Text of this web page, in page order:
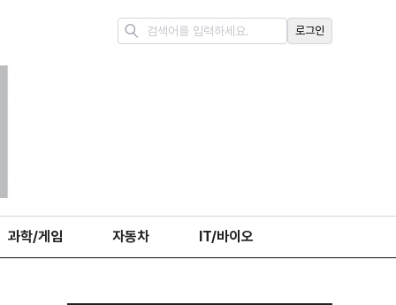
로그인
과학/게임 자동차 IT/바이오